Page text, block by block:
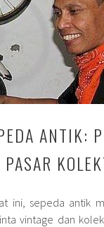
ANTIK:
ini, sepeda antik
vintage dan